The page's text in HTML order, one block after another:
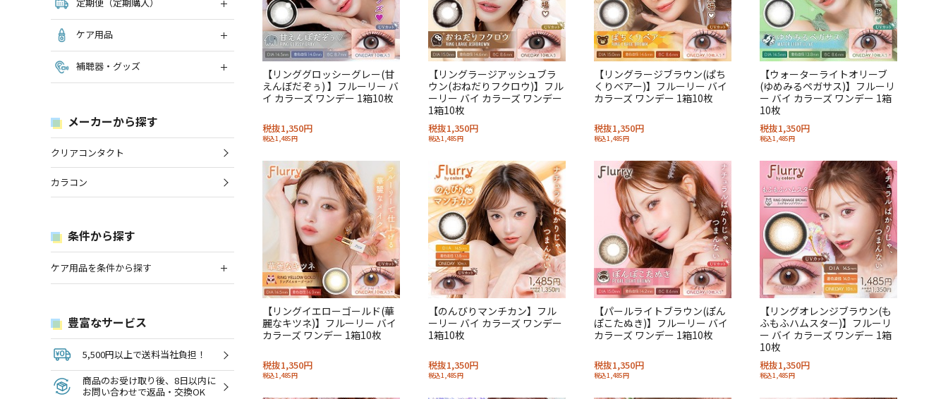
【リンググロッシーグレー(甘
えんぼだぞぅ) 】フルーリー バ
イ カラーズ ワンデー 1箱10枚
税抜1,350円
税込1,485円
【リングラージアッシュブラ
ウン(おねだりフクロウ)】フル
ーリー バイ カラーズ ワンデー
1箱10枚
税抜1,350円
税込1,485円
【リングラージブラウン(ぱち
くりベアー)】フルーリー バイ
カラーズ ワンデー 1箱10枚
税抜1,350円
税込1,485円
【ウォーターライトオリーブ
(ゆめみるペガサス)】フルーリ
ー バイ カラーズ ワンデー 1箱
10枚
税抜1,350円
税込1,485円
【リングイエローゴールド(華
麗なキツネ)】フルーリー バイ
カラーズ ワンデー 1箱10枚
税抜1,350円
税込1,485円
【のんびりマンチカン】フル
ーリー バイ カラーズ ワンデー
1箱10枚
税抜1,350円
税込1,485円
【パールライトブラウン(ぽん
ぽこたぬき)】フルーリー バイ
カラーズ ワンデー 1箱10枚
税抜1,350円
税込1,485円
【リングオレンジブラウン(も
ふもふハムスター)】フルーリ
ー バイ カラーズ ワンデー 1箱
10枚
税抜1,350円
税込1,485円
ケア用品
補聴器・グッズ
メーカーから探す
クリアコンタクト
カラコン
条件から探す
ケア用品を条件から探す
豊富なサービス
5,500円以上で送料当社負担！
商品のお受け取り後、8日以内に
お問い合わせで返品・交換OK